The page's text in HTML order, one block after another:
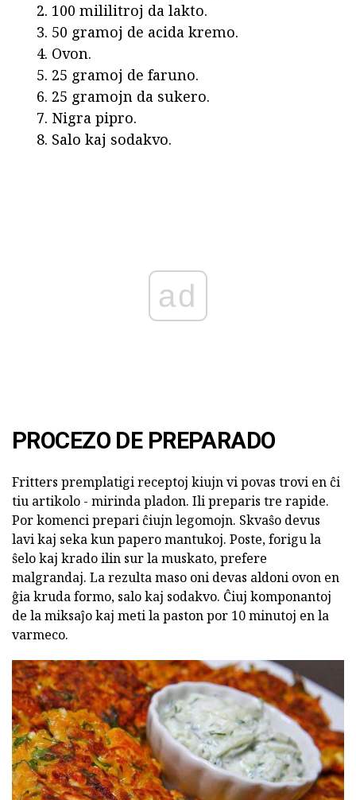
100 mililitroj da lakto.
50 gramoj de acida kremo.
Ovon.
25 gramoj de faruno.
25 gramojn da sukero.
Nigra pipro.
Salo kaj sodakvo.
ad
PROCEZO DE PREPARADO
Fritters premplatigi receptoj kiujn vi povas trovi en ĉi
tiu artikolo - mirinda pladon. Ili preparis tre rapide.
Por komenci prepari ĉiujn legomojn. Skvaŝo devus
lavi kaj seka kun papero mantukoj. Poste, forigu la
ŝelo kaj krado ilin sur la muskato, prefere
malgrandaj. La rezulta maso oni devas aldoni ovon en
ĝia kruda formo, salo kaj sodakvo. Ĉiuj komponantoj
de la miksaĵo kaj meti la paston por 10 minutoj en la
varmeco.